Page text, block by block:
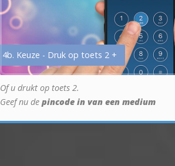
4b. Keuze - Druk op toets 2 +
Of u drukt op toets 2.
Geef nu de pincode in van een medium